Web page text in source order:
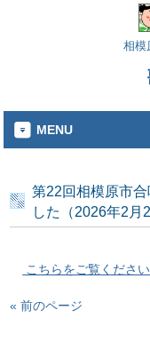
相模
MENU
第22回相模原市
した（2026年2月
こちらをご覧ください
« 前のページ